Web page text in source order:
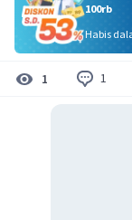
100rb
Habis
1 1